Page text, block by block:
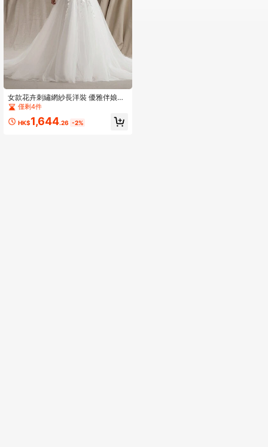
女款花卉刺繡網紗長洋裝 優雅伴娘禮
服 婚禮新娘禮服 春秋款
僅剩4件
HK$1,644.26 -2%